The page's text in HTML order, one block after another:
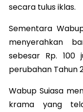
secara tulus iklas.
Sementara
menyerahkan
sebesar Rp. 100
perubahan Tahun
Wabup Suiasa
krama yang